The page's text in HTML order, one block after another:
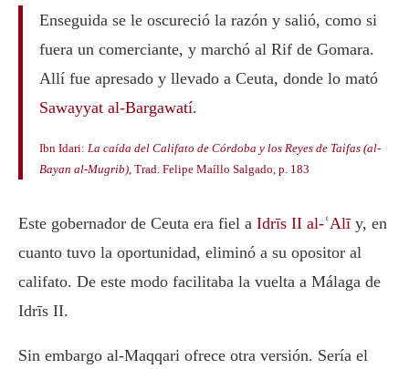
Enseguida se le oscureció la razón y salió, como si
fuera un comerciante, y marchó al Rif de Gomara.
Allí fue apresado y llevado a Ceuta, donde lo mató
Sawayyat al-Bargawatí.
Ibn Idari: La caída del Califato de Córdoba y los Reyes de Taifas (al-
Bayan al-Mugrib), Trad. Felipe Maíllo Salgado, p. 183
Este gobernador de Ceuta era fiel a Idrīs II al-ʿAlīy, en
cuanto tuvo la oportunidad, eliminó a su opositor al
califato. De este modo facilitaba la vuelta a Málaga de
Idrīs II.
Sin embargo al-Maqqari ofrece otra versión. Sería el